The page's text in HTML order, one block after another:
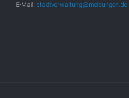
E-Mail: stadtverwaltung@melsungen.de